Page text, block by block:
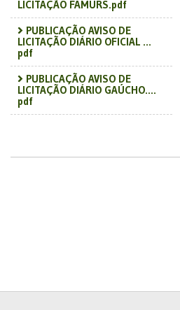
LICITAÇÃO FAMURS.pdf
PUBLICAÇÃO AVISO DE
LICITAÇÃO DIÁRIO OFICIAL ...
pdf
PUBLICAÇÃO AVISO DE
LICITAÇÃO DIÁRIO GAÚCHO....
pdf